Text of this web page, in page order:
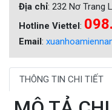
Địa chỉ: 232 Nơ Trang
Hotline Viettel:
Email:
THÔNG TIN CHI TIẾT